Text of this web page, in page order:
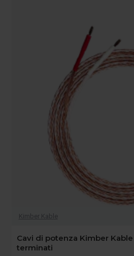
Kimber Kable
Cavi di potenza Kimber
terminati